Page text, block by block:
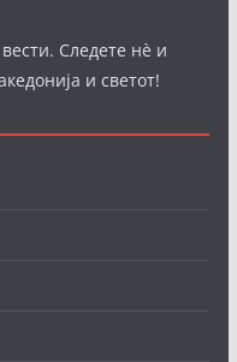
Следете нè и
и светот!